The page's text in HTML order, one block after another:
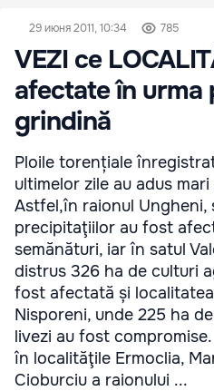
29 июня 2011, 10:34 785
VEZI ce
afectate în urma
grindină
Ploile torențiale
ultimelor zile au adus
Astfel,în raionul Ungheni,
precipitaţiilor au fost
semănături, iar în satul
distrus 326 ha de culturi
fost afectată și
Nisporeni, unde 225 ha
livezi au fost
în localităţile Ermoclia,
Cioburciu a raionului ...